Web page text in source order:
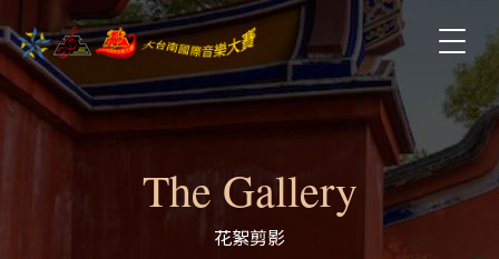
The Gallery
花絮剪影